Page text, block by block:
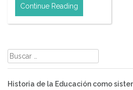
Continue Reading
Buscar:
Historia de la Educación como